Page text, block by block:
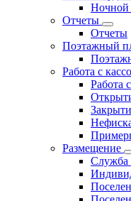
Ночной
Отчеты
Отчеты
Поэтажный
Работа с
Работа
Размещение
Служба